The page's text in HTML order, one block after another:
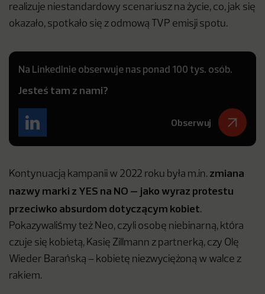
realizuje niestandardowy scenariusz na życie, co, jak się
okazało, spotkało się z odmową TVP emisji spotu.
Na LinkedInie obserwuje nas ponad 100 tys. osób.
Jesteś tam z nami?
Obserwuj
Kontynuacją kampanii w 2022 roku była m.in. zmiana
nazwy marki z YES na NO – jako wyraz protestu
przeciwko absurdom dotyczącym kobiet.
Pokazywaliśmy też Neo, czyli osobę niebinarną, która
czuje się kobietą, Kasię Zillmann z partnerką, czy Olę
Wieder Barańską – kobietę niezwyciężoną w walce z
rakiem.